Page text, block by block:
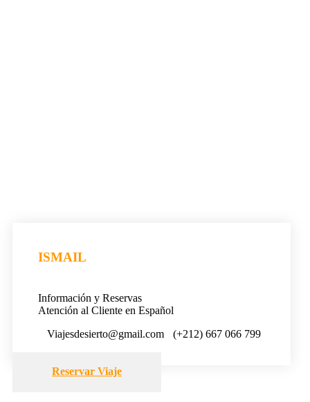
ISMAIL
Información y Reservas
Atención al Cliente en Español
Viajesdesierto@gmail.com
(+212) 667 066 799
Reservar Viaje